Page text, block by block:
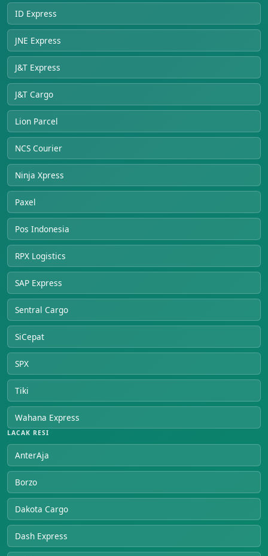
ID Express
JNE Express
J&T Express
J&T Cargo
Lion Parcel
NCS Courier
Ninja Xpress
Paxel
Pos Indonesia
RPX Logistics
SAP Express
Sentral Cargo
SiCepat
SPX
Tiki
Wahana Express
LACAK RESI
AnterAja
Borzo
Dakota Cargo
Dash Express